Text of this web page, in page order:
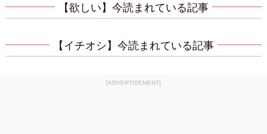
【欲しい】今読まれている記事
【イチオシ】今読まれている記事
[ADVERTISEMENT]